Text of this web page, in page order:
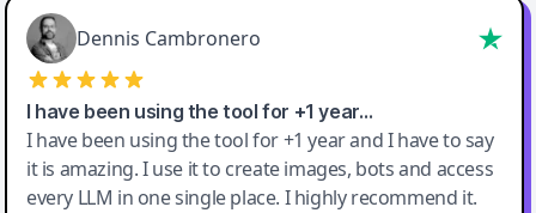
Dennis Cambronero
I have been using the tool for +1 year…
I have been using the tool for +1 year and I have to say
it is amazing. I use it to create images, bots and access
every LLM in one single place. I highly recommend it.